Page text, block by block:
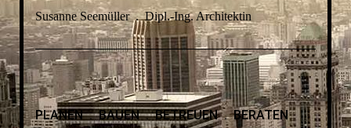
Susanne Seemüller . Dipl.-Ing. Architektin
PLANEN . BAUEN . BETREUEN . BERATEN